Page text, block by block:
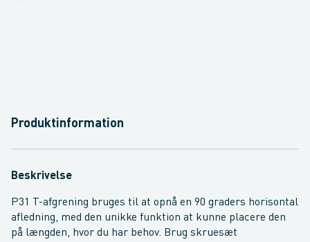
Produktinformation
Beskrivelse
P31 T-afgrening bruges til at opnå en 90 graders horisontal
afledning, med den unikke funktion at kunne placere den
på længden, hvor du har behov. Brug skruesæt